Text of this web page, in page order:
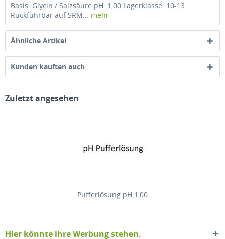
Basis: Glycin / Salzsäure pH: 1,00 Lagerklasse: 10-13
Rückführbar auf SRM... mehr
Ähnliche Artikel
Kunden kauften auch
Zuletzt angesehen
Pufferlösung pH 1,00
Hier könnte ihre Werbung stehen.